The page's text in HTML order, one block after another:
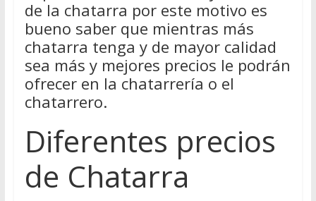
de la chatarra por este motivo es
bueno saber que mientras más
chatarra tenga y de mayor calidad
sea más y mejores precios le podrán
ofrecer en la chatarrería o el
chatarrero.
Diferentes precios
de Chatarra